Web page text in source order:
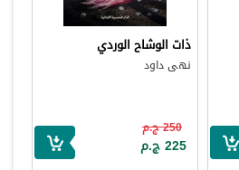
ذات الوشاح الوردي
نهى داود
250 ج.م
225 ج.م